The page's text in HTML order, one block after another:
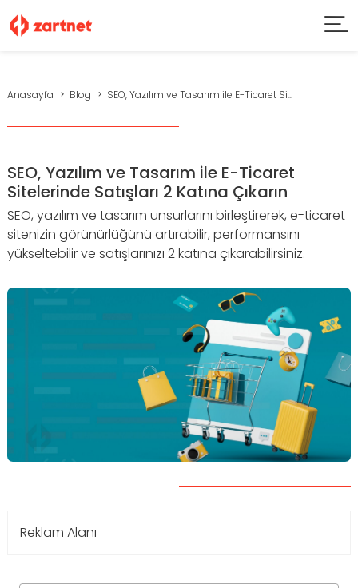
Anasayfa Blog SEO, Yazılım ve Tasarım ile E-Ticaret Si...
SEO, Yazılım ve Tasarım ile E-Ticaret
Sitelerinde Satışları 2 Katına Çıkarın
SEO, yazılım ve tasarım unsurlarını birleştirerek, e-ticaret
sitenizin görünürlüğünü artırabilir, performansını
yükseltebilir ve satışlarınızı 2 katına çıkarabilirsiniz.
Reklam Alanı